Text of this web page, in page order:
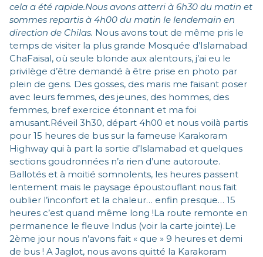
cela a été rapide.Nous avons atterri à 6h30 du matin et
sommes repartis à 4h00 du matin le lendemain en
direction de Chilas. Nous avons tout de même pris le
temps de visiter la plus grande Mosquée d’Islamabad
ChaFaisal, où seule blonde aux alentours, j’ai eu le
privilège d’être demandé à être prise en photo par
plein de gens. Des gosses, des maris me faisant poser
avec leurs femmes, des jeunes, des hommes, des
femmes, bref exercice étonnant et ma foi
amusant.Réveil 3h30, départ 4h00 et nous voilà partis
pour 15 heures de bus sur la fameuse Karakoram
Highway qui à part la sortie d’Islamabad et quelques
sections goudronnées n’a rien d’une autoroute.
Ballotés et à moitié somnolents, les heures passent
lentement mais le paysage époustouflant nous fait
oublier l’inconfort et la chaleur… enfin presque… 15
heures c’est quand même long !La route remonte en
permanence le fleuve Indus (voir la carte jointe).Le
2ème jour nous n’avons fait « que » 9 heures et demi
de bus ! A Jaglot, nous avons quitté la Karakoram